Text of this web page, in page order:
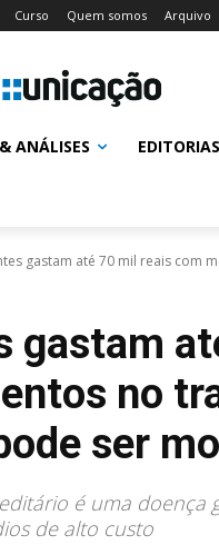
Curso Quem somos Arquivo
ANÁLISES EDITORIAS
gastam até 70 mil reais com
gastam
no
ser
é uma
de alto custo